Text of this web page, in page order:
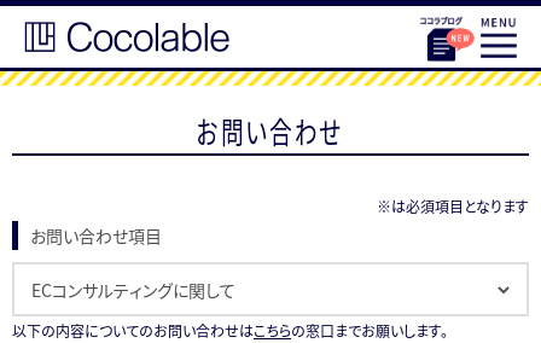
お問い合わせ
※は必須項目となります
お問い合わせ項目
以下の内容についてのお問い合わせはこちらの窓口までお願いします。